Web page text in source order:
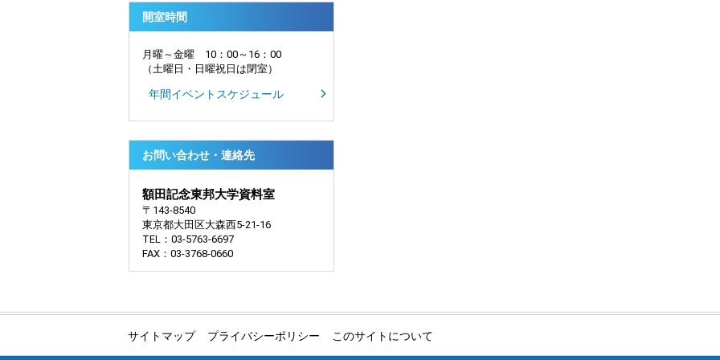
開室時間
月曜～金曜 10：00～16：00
（土曜日・日曜祝日は閉室）
年間イベントスケジュール
お問い合わせ・連絡先
額田記念東邦大学資料室
〒143-8540
東京都大田区大森西5-21-16
TEL：03-5763-6697
FAX：03-3768-0660
サイトマップ プライバシーポリシー このサイトについて